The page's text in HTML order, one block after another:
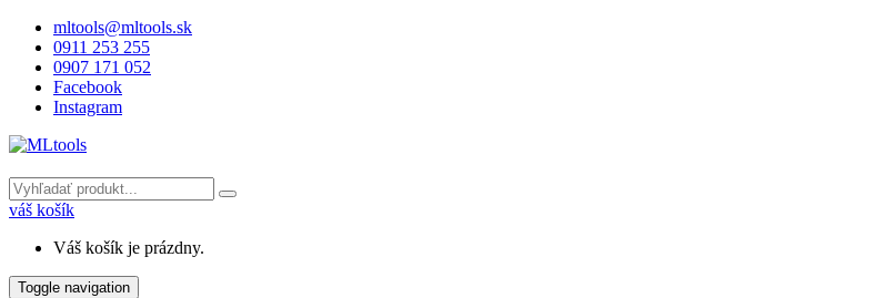
mltools@mltools.sk
0911 253 255
0907 171 052
Facebook
Instagram
váš košík
Váš košík je prázdny.
Toggle navigation